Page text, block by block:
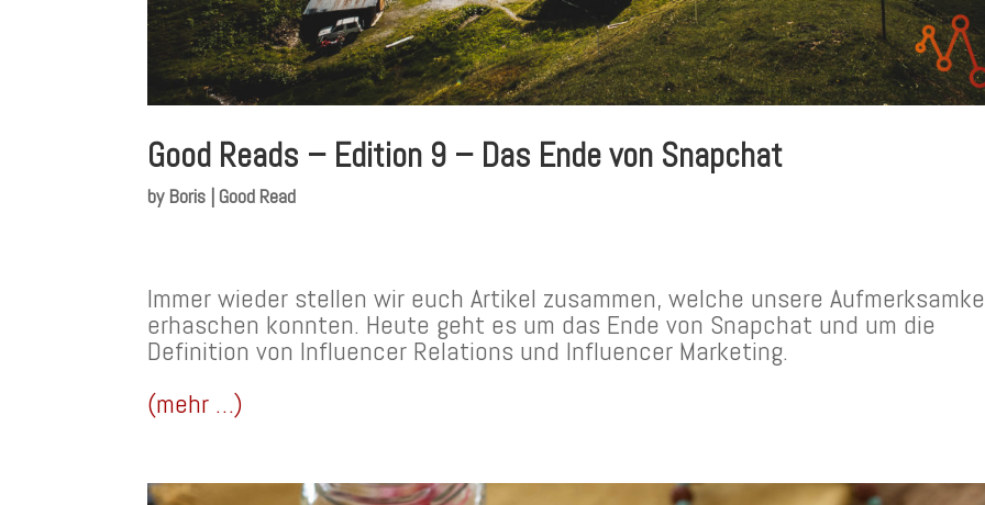
Good Reads – Edition 9 – Das Ende von Snapchat
by Boris | Good Read
Immer wieder stellen wir euch Artikel zusammen, welche unsere
erhaschen konnten. Heute geht es um das Ende von Snapchat und um die
Definition von Influencer Relations und Influencer Marketing.
(mehr …)